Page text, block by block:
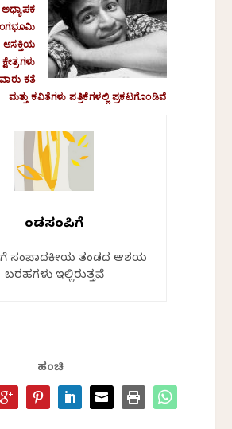
ಆಸಕ್ತಿಯ
ಕ್ಷೇತ್ರಗಳು
ಕತೆ
ಮತ್ತು ಕವಿತೆಗಳು ಪತ್ರಿಕೆಗಳಲ್ಲಿ ಪ್ರಕಟಗೊಂಡಿವೆ
ಕೆಂಡಸಂಪಿಗೆ
ಸಂಪಾದಕೀಯ ತಂಡದ ಆಶಯ
ಬರಹಗಳು ಇಲ್ಲಿರುತ್ತವೆ
ಹಂಚಿ